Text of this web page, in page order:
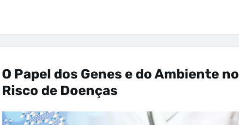
O Papel dos Genes e do Ambiente no
Risco de Doenças